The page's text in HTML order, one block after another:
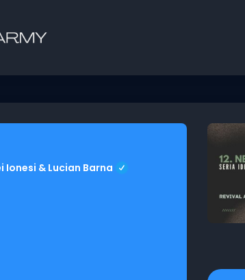
Ionesi & Lucian Barna